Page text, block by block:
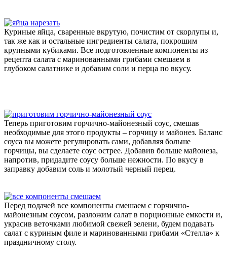
Куриные яйца, сваренные вкрутую, почистим от скорлупы и,
так же как и остальные ингредиенты салата, покрошим
крупными кубиками. Все подготовленные компоненты из
рецепта салата с маринованными грибами смешаем в
глубоком салатнике и добавим соли и перца по вкусу.
Теперь приготовим горчично-майонезный соус, смешав
необходимые для этого продукты – горчицу и майонез. Баланс
соуса вы можете регулировать сами, добавляя больше
горчицы, вы сделаете соус острее. Добавив больше майонеза,
напротив, придадите соусу больше нежности. По вкусу в
заправку добавим соль и молотый черный перец.
Перед подачей все компоненты смешаем с горчично-
майонезным соусом, разложим салат в порционные емкости и,
украсив веточками любимой свежей зелени, будем подавать
салат с куриным филе и маринованными грибами «Стелла» к
праздничному столу.